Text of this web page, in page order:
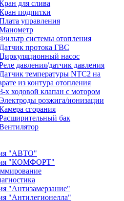
для слива
подпитки
управления
системы отопления
протока ГВС
насос
давления/датчик давления
температуры NTC2 на
из контура отопления
х ходовой клапан с мотором
розжига/ионизации
сгорания
бак
"АВТО"
"КОМФОРТ"
"Антизамерзание"
"Антилегионелла"